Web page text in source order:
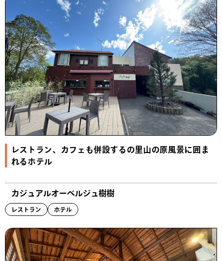
レストラン、カフェも併設するの里山の原風景に囲ま
れるホテル
カジュアルオーベルジュ樹樹
レストラン ホテル